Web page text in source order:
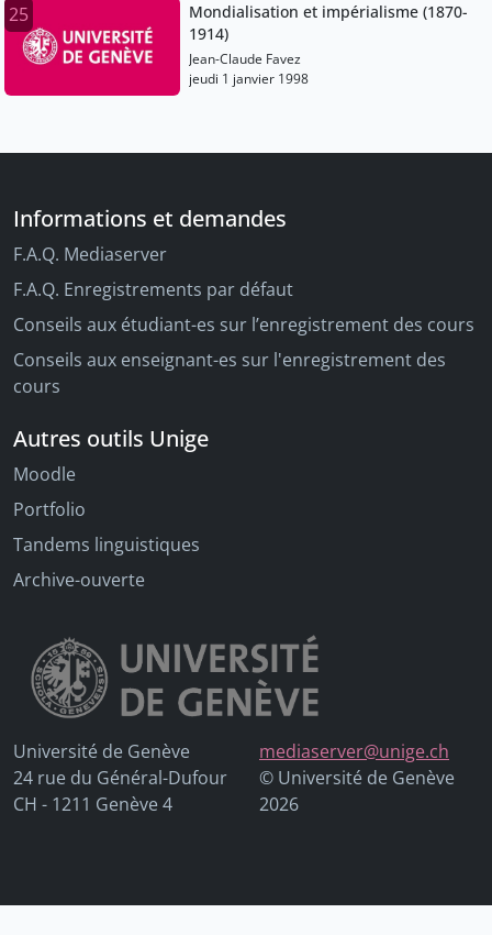
25
Mondialisation et impérialisme (1870-
1914)
Jean-Claude Favez
jeudi 1 janvier 1998
Informations et demandes
F.A.Q. Mediaserver
F.A.Q. Enregistrements par défaut
Conseils aux étudiant-es sur l’enregistrement des cours
Conseils aux enseignant-es sur l'enregistrement des
cours
Autres outils Unige
Moodle
Portfolio
Tandems linguistiques
Archive-ouverte
Université de Genève
24 rue du Général-Dufour
CH - 1211 Genève 4
mediaserver@unige.ch
© Université de Genève
2026